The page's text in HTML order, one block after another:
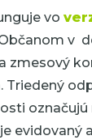
vo
v
zmesový
Triedený
označujú
evidovaný